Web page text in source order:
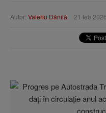
Autor: Valeriu Dănilă 21 feb 2026